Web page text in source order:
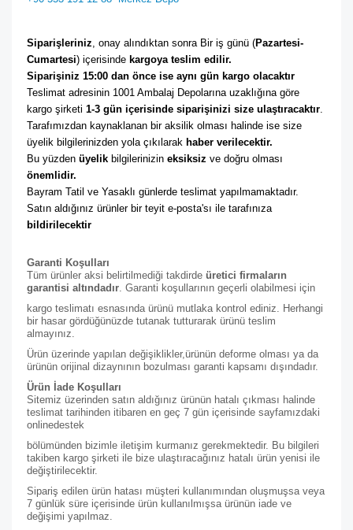
Siparişleriniz, onay alındıktan sonra Bir iş günü (Pazartesi-
Cumartesi) içerisinde kargoya teslim edilir.
Siparişiniz 15:00 dan önce ise aynı gün kargo olacaktır
Teslimat adresinin 1001 Ambalaj Depolarına uzaklığına göre
kargo şirketi 1-3 gün içerisinde siparişinizi size ulaştıracaktır.
Tarafımızdan kaynaklanan bir aksilik olması halinde ise size
üyelik bilgilerinizden yola çıkılarak haber verilecektir.
Bu yüzden üyelik bilgilerinizin eksiksiz
önemlidir.
Bayram Tatil ve Yasaklı günlerde teslimat yapılmamaktadır.
Satın aldığınız ürünler bir teyit e-posta'sı ile tarafınıza
bildirilecektir
Garanti Koşulları
Tüm ürünler aksi belirtilmediği takdirde üretici firmaların
garantisi altındadır. Garanti koşullarının geçerli olabilmesi için
kargo teslimatı esnasında ürünü mutlaka kontrol ediniz. Herhangi
bir hasar gördüğünüzde tutanak tutturarak ürünü teslim
almayınız.
Ürün üzerinde yapılan değişiklikler,ürünün deforme olması ya da
ürünün orijinal dizaynının bozulması garanti kapsamı dışındadır.
Ürün İade Koşulları
Sitemiz üzerinden satın aldığınız ürünün hatalı çıkması halinde
teslimat tarihinden itibaren en geç 7 gün içerisinde sayfamızdaki
onlinedestek
bölümünden bizimle iletişim kurmanız gerekmektedir. Bu bilgileri
takiben kargo şirketi ile bize ulaştıracağınız hatalı ürün yenisi ile
değiştirilecektir.
Sipariş edilen ürün hatası müşteri kullanımından oluşmuşsa veya
7 günlük süre içerisinde ürün kullanılmışsa ürünün iade ve
değişimi yapılmaz.